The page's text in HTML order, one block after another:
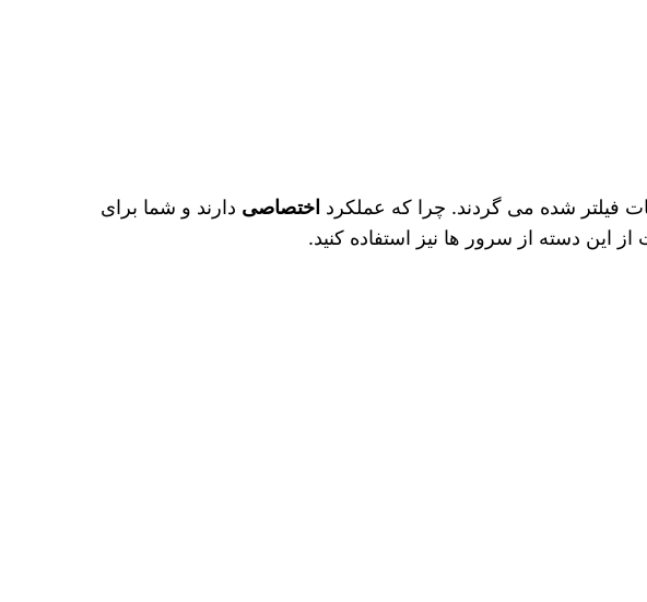
فیلتر شده می‌ گردند. چرا که عملکرد اختصاصی دارند و شما برای
این دسته از سرور ها نیز استفاده کنید.